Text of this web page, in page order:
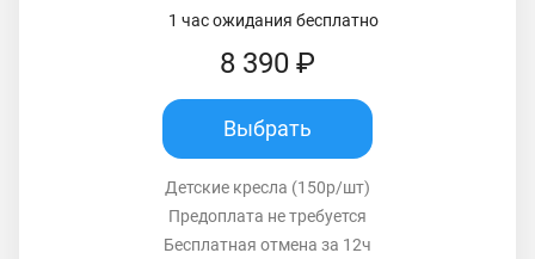
1 час ожидания бесплатно
8 390 ₽
Выбрать
Детские кресла (150р/шт)
Предоплата не требуется
Бесплатная отмена за 12ч